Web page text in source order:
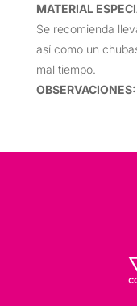
MATERIAL
Se recomienda
así como un
mal tiempo.
OBSERVACIONES: